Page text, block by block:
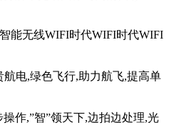
能无线WIFI时代WIFI时代WIFI
航电,绿色飞行,助力航飞,提高单
作,”智”领天下,边拍边处理,光